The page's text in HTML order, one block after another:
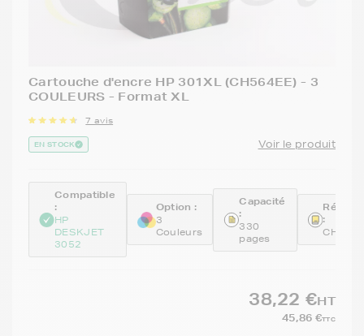
Cartouche d'encre HP 301XL (CH564EE) - 3
COULEURS - Format XL
7 avis
EN STOCK Voir le produit
Compatible
:
HP
DESKJET
3052
Option :
3
Couleurs
Capacité
:
330
pages
:
38,22 €HT
45,86 €TTC